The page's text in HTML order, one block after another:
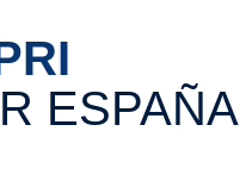
ESPAÑA